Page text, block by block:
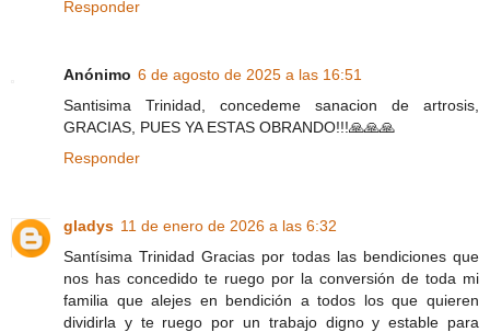
Responder
Anónimo 6 de agosto de 2025 a las 16:51
Santisima Trinidad, concedeme sanacion de artrosis,
GRACIAS, PUES YA ESTAS OBRANDO!!!🙏🙏🙏
Responder
gladys 11 de enero de 2026 a las 6:32
Santísima Trinidad Gracias por todas las bendiciones que
nos has concedido te ruego por la conversión de toda mi
familia que alejes en bendición a todos los que quieren
dividirla y te ruego por un trabajo digno y estable para